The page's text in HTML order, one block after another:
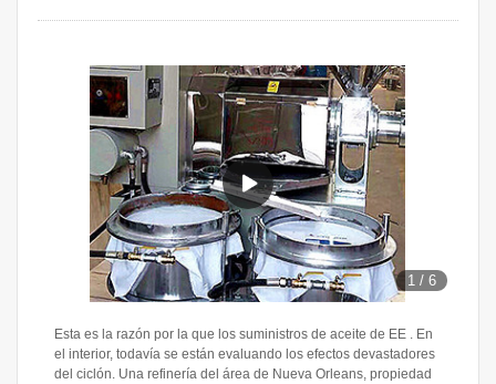
1 /6
Esta es la razón por la que los suministros de aceite de EE . En
el interior, todavía se están evaluando los efectos devastadores
del ciclón. Una refinería del área de Nueva Orleans, propiedad